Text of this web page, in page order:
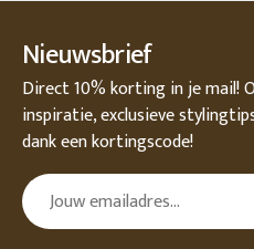
Nieuwsbrief
Direct 10% korting in je mail!
inspiratie, exclusieve
dank een kortingscode!